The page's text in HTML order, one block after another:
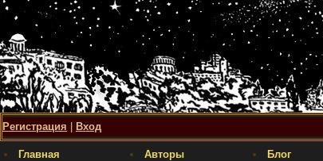
Регистрация Вход
Главная Авторы Блог